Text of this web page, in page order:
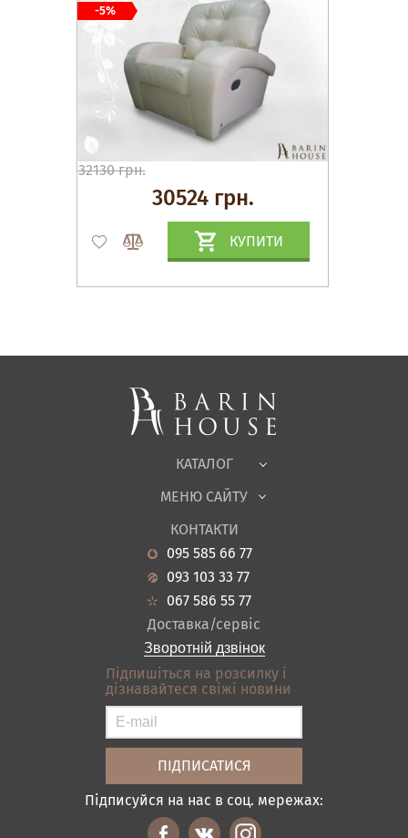
32130 грн.
30524 грн.
КУПИТИ
-5%
КАТАЛОГ
Спальні, Ліжка
Корпусні меблі
Офісні меблі
Садові меблі
Вітальня
Кухня
Передпокої
Ванна
Акціі
МЕНЮ САЙТУ
Про нас
Новини
Гарантія
Кредит
Оплата і доставка
Відгуки
Контакти
Карта сайту
Умови покупки
КОНТАКТИ
095 585 66 77
093 103 33 77
067 586 55 77
Доставка/сервіс
Зворотній дзвінок
Підпишіться на розсилку і
дізнавайтеся свіжі новини
Підписуйся на нас в соц. мережах: